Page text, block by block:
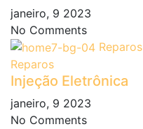
janeiro, 9 2023
No Comments
Reparos
Reparos
Injeção Eletrônica
janeiro, 9 2023
No Comments